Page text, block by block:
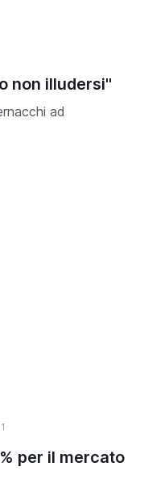
non illudersi"
ad
per il mercato